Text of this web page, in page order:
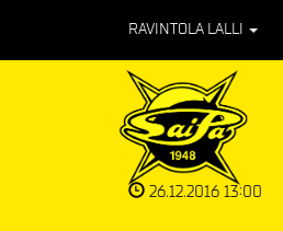
RAVINTOLA LALLI
26.12.2016 13:00